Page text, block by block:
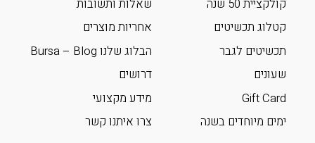
קולקציית 50 שנה
קטלוג תכשיטים
תכשיטים לגבר
שעונים
Gift Card
ימים מיוחדים בשנה
שאלות ותשובות
אחריות מוצרים
הבלוג שלנו Bursa – Blog
דרושים
מידע מקצועי
צרו איתנו קשר